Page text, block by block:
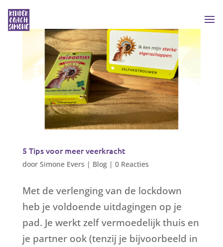
5 Tips voor meer veerkracht
door Simone Evers | Blog| 0 Reacties
Met de verlenging van de lockdown
heb je voldoende uitdagingen op je
pad. Je werkt zelf vermoedelijk thuis en
je partner ook (tenzij je bijvoorbeeld in